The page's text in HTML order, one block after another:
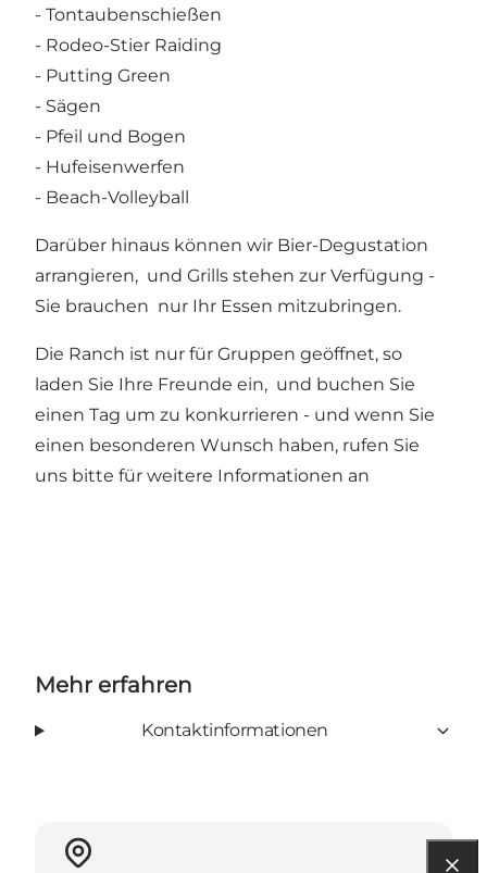
- Tontaubenschießen
- Rodeo-Stier Raiding
- Putting Green
- Sägen
- Pfeil und Bogen
- Hufeisenwerfen
- Beach-Volleyball
Darüber hinaus können wir Bier-Degustation
arrangieren, und Grills stehen zur Verfügung -
Sie brauchen nur Ihr Essen mitzubringen.
Die Ranch ist nur für Gruppen geöffnet, so
laden Sie Ihre Freunde ein, und buchen Sie
einen Tag um zu konkurrieren - und wenn Sie
einen besonderen Wunsch haben, rufen Sie
uns bitte für weitere Informationen an
Mehr erfahren
Kontaktinformationen